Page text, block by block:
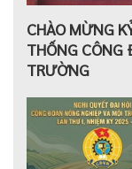
CHÀO MỪNG
THỐNG CÔNG
TRƯỜNG